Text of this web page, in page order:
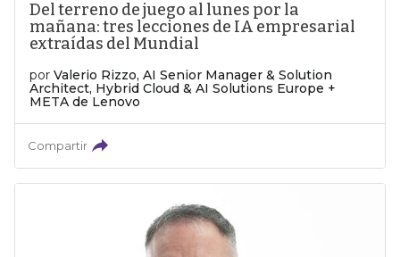
Del terreno de juego al lunes por la
mañana: tres lecciones de IA empresarial
extraídas del Mundial
por Valerio Rizzo, AI Senior Manager & Solution
Architect, Hybrid Cloud & AI Solutions Europe +
META de Lenovo
Compartir